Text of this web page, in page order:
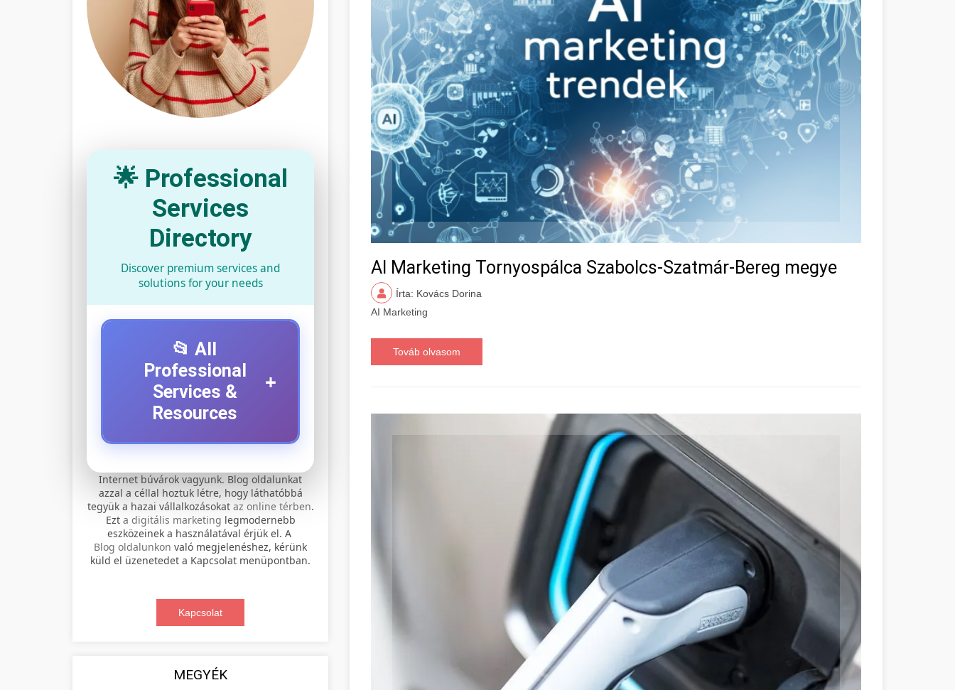
🌟 Professional
Services
Directory
Discover premium services and
solutions for your needs
📂 All
Professional
Services &
Resources
+
roller szervíz
+
Professional electric scooter repair and
maintenance services. Expert
technicians provide quality service for
all major brands and models.
scooter repair shop
📊 2. online marketing
ügynökség
+
services including SEO, social media
management, and digital advertising.
🛴 3. legjobb elektromos
market. Compare top models, features,
Internet búvárok vagyunk. Blog oldalunkat
azzal a céllal hoztuk létre, hogy láthatóbbá
tegyük a hazai vállalkozásokat az online térben.
Ezt a digitális marketing legmodernebb
eszközeinek a használatával érjük el. A
Blog oldalunkon való megjelenéshez, kérünk
küld el üzenetedet a Kapcsolat menüpontban.
Kapcsolat
MEGYÉK
AI Marketing Tornyospálca Szabolcs-Szatmár-Bereg megye
Írta: Kovács Dorina
AI Marketing
Továb olvasom